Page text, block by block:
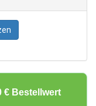
€ Bestellwert